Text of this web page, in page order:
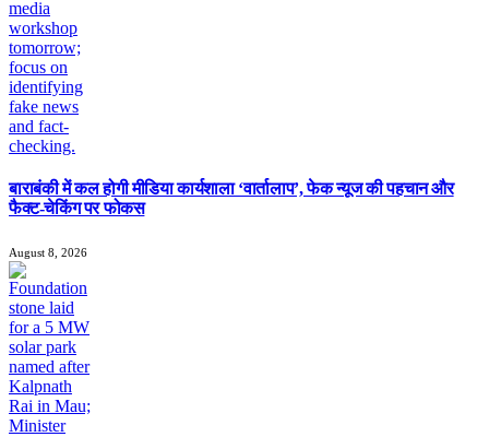
बाराबंकी में कल होगी मीडिया कार्यशाला ‘वार्तालाप’, फेक न्यूज की पहचान और
फैक्ट-चेकिंग पर फोकस
August 8, 2026